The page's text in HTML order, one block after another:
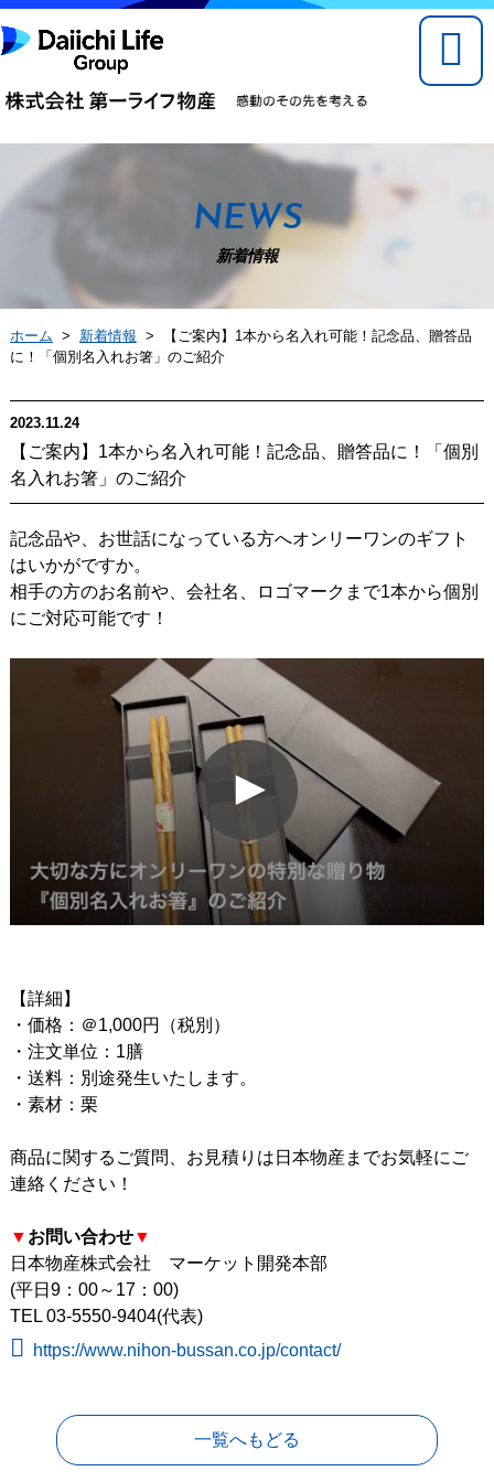
NEWS
新着情報
ホーム > 新着情報 > 【ご案内】1本から名入れ可能！記念品、贈答品
に！「個別名入れお箸」のご紹介
2023.11.24
【ご案内】1本から名入れ可能！記念品、贈答品に！「個別
名入れお箸」のご紹介
記念品や、お世話になっている方へオンリーワンのギフト
はいかがですか。
相手の方のお名前や、会社名、ロゴマークまで1本から個別
にご対応可能です！
【詳細】
・価格：＠1,000円（税別）
・注文単位：1膳
・送料：別途発生いたします。
・素材：栗
商品に関するご質問、お見積りは日本物産までお気軽にご
連絡ください！
▼ お問い合わせ▼
日本物産株式会社 マーケット開発本部
(平日9：00～17：00)
TEL 03-5550-9404(代表)
https://www.nihon-bussan.co.jp/contact/
一覧へもどる